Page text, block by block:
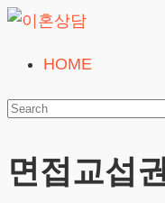
Skip
content
혼
담
24시간365일
HOME
면접교섭